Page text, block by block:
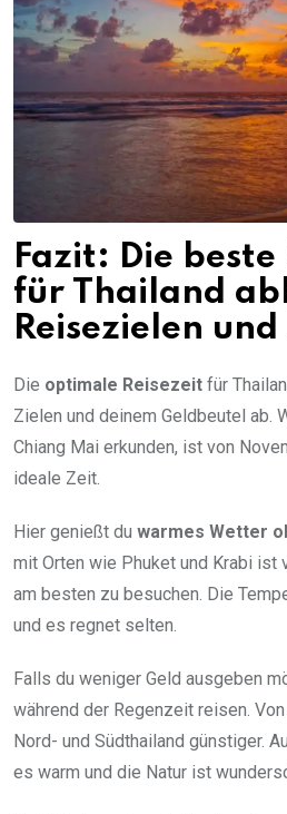
Fazit: Die beste
für Thailand
Reisezielen
Die optimale Reisezeit für
Zielen und deinem Geldbeutel ab.
Chiang Mai erkunden, ist von
ideale Zeit.
Hier genießt du warmes Wetter
mit Orten wie Phuket und Krabi ist
am besten zu besuchen. Die
und es regnet selten.
Falls du weniger Geld ausgeben
während der Regenzeit reisen.
Nord- und Südthailand günstiger.
es warm und die Natur ist